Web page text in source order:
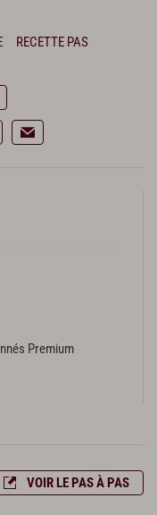
RECETTE PAS
Premium
VOIR LE PAS À PAS